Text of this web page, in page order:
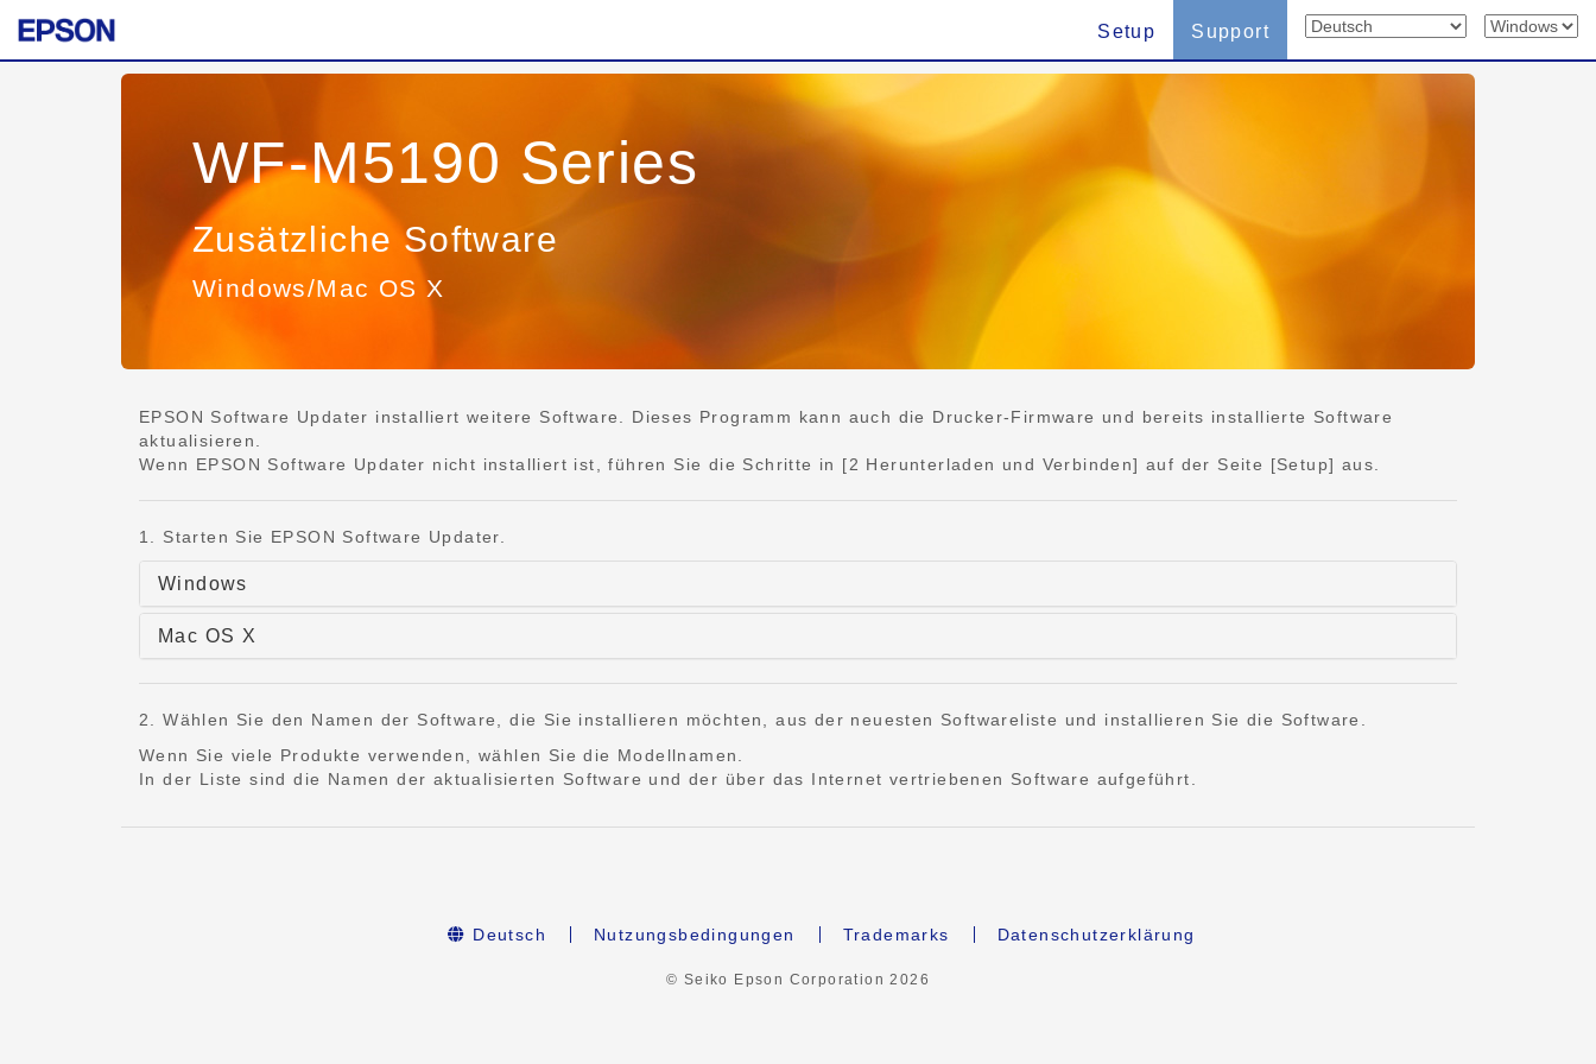
Setup Support
WF-M5190 Series
Zusätzliche Software
Windows/Mac OS X
EPSON Software Updater installiert weitere Software. Dieses Programm kann auch die Drucker-Firmware und bereits installierte Software
aktualisieren.
Wenn EPSON Software Updater nicht installiert ist, führen Sie die Schritte in [2 Herunterladen und Verbinden] auf der Seite [Setup] aus.
1. Starten Sie EPSON Software Updater.
Windows
Mac OS X
2. Wählen Sie den Namen der Software, die Sie installieren möchten, aus der neuesten Softwareliste und installieren Sie die Software.
Wenn Sie viele Produkte verwenden, wählen Sie die Modellnamen.
In der Liste sind die Namen der aktualisierten Software und der über das Internet vertriebenen Software aufgeführt.
Deutsch Nutzungsbedingungen Trademarks Datenschutzerklärung
© Seiko Epson Corporation2026